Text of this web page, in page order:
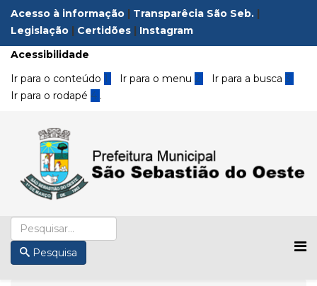
Acesso à informação | Transparêcia São Seb. |
Legislação | Certidões | Instagram
Acessibilidade
Ir para o conteúdo 1 Ir para o menu 2 Ir para a busca3
Ir para o rodapé 4 .
Pesquisa